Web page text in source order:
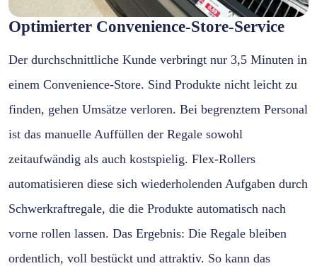
Optimierter Convenience-Store-Service
Der durchschnittliche Kunde verbringt nur 3,5 Minuten in
einem Convenience-Store. Sind Produkte nicht leicht zu
finden, gehen Umsätze verloren. Bei begrenztem Personal
ist das manuelle Auffüllen der Regale sowohl
zeitaufwändig als auch kostspielig. Flex-Rollers
automatisieren diese sich wiederholenden Aufgaben durch
Schwerkraftregale, die die Produkte automatisch nach
vorne rollen lassen. Das Ergebnis: Die Regale bleiben
ordentlich, voll bestückt und attraktiv. So kann das